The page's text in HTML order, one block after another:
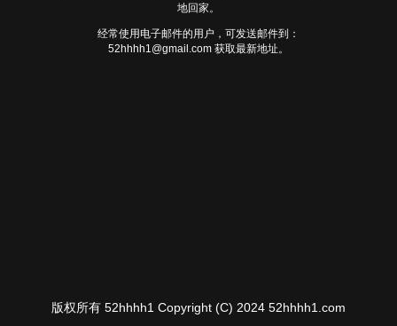
地回家。
经常使用电子邮件的用户，可发送邮件到：
52hhhh1@gmail.com获取最新地址。
版权所有 52hhhh1 Copyright (C) 2024 52hhhh1.com